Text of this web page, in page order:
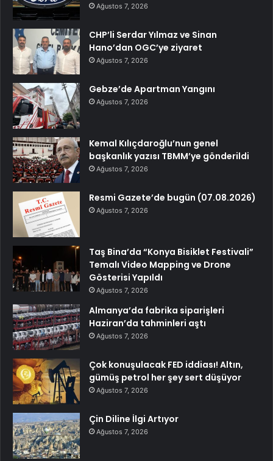
Ağustos 7, 2026
CHP’li Serdar Yılmaz ve Sinan
Hano’dan OGC’ye ziyaret
Ağustos 7, 2026
Gebze’de Apartman Yangını
Ağustos 7, 2026
Kemal Kılıçdaroğlu’nun genel
başkanlık yazısı TBMM’ye gönderildi
Ağustos 7, 2026
Resmi Gazete’de bugün (07.08.2026)
Ağustos 7, 2026
Taş Bina’da “Konya Bisiklet Festivali”
Temalı Video Mapping ve Drone
Gösterisi Yapıldı
Ağustos 7, 2026
Almanya’da fabrika siparişleri
Haziran’da tahminleri aştı
Ağustos 7, 2026
Çok konuşulacak FED iddiası! Altın,
gümüş petrol her şey sert düşüyor
Ağustos 7, 2026
Çin Diline İlgi Artıyor
Ağustos 7, 2026